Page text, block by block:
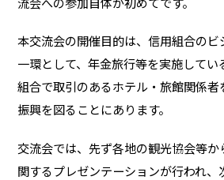
本交流会の開催目的は、信用組合の
一環として、年金旅行等を実施してい
組合で取引のあるホテル・旅館関係
振興を図ることにあります。
交流会では、先ず各地の観光協会等
関するプレゼンテーションが行われ